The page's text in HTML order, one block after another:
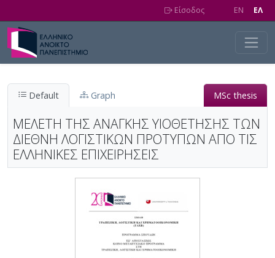
Είσοδος EN EΛ
Default Graph MSc thesis
ΜΕΛΕΤΗ ΤΗΣ ΑΝΑΓΚΗΣ ΥΙΟΘΕΤΗΣΗΣ ΤΩΝ
ΔΙΕΘΝΗ ΛΟΓΙΣΤΙΚΩΝ ΠΡΟΤΥΠΩΝ ΑΠΟ ΤΙΣ
ΕΛΛΗΝΙΚΕΣ ΕΠΙΧΕΙΡΗΣΕΙΣ